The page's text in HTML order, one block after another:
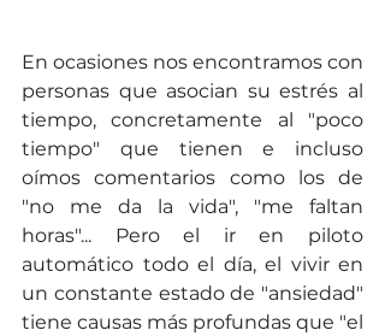
En ocasiones nos encontramos con
personas que asocian su estrés al
tiempo, concretamente al "poco
tiempo" que tienen e incluso
oímos comentarios como los de
"no me da la vida", "me faltan
horas"... Pero el ir en piloto
automático todo el día, el vivir en
un constante estado de "ansiedad"
tiene causas más profundas que "el